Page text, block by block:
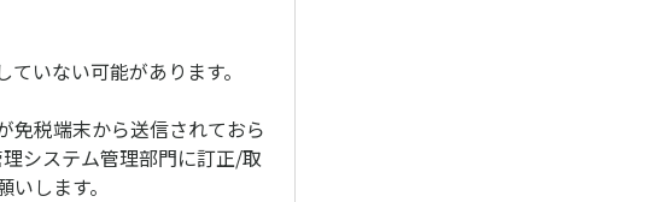
いない可能があります。
税端末から送信されておら
システム管理部門に訂正/取
します。